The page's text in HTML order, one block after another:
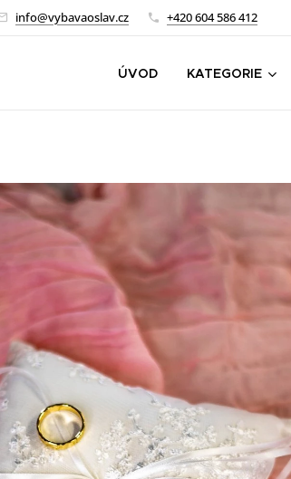
info@vybavaoslav.cz +420 604 586 412
ÚVOD KATEGORIE